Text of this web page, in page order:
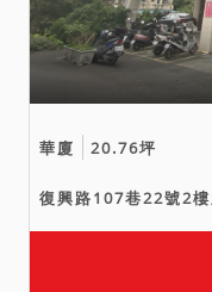
華廈 20.76坪
復興路107巷22號2